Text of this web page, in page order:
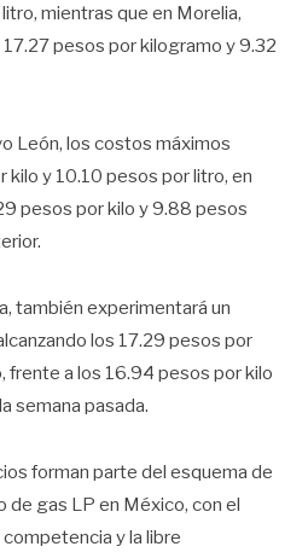
mientras que en Morelia,
pesos por kilogramo y 9.32
León, los costos máximos
kilo y 10.10 pesos por litro, en
pesos por kilo y 9.88 pesos
también experimentará un
los 17.29 pesos por
frente a los 16.94 pesos por kilo
semana pasada.
forman parte del esquema de
de gas LP en México, con el
y la libre